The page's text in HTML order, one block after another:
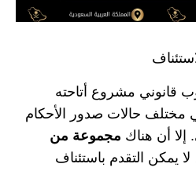
قانوني مشروع أتاحته
مختلف حالات صدور الأحكام
أن هناك مجموعة من
لا يمكن التقدم باستئناف